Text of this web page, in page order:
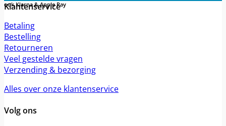
ook Klarna & Apple Pay
Klantenservice
Betaling
Bestelling
Retourneren
Veel gestelde vragen
Verzending & bezorging
Alles over onze klantenservice
Volg ons